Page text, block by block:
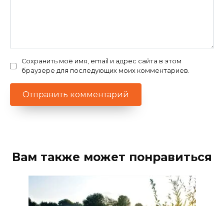
Сохранить моё имя, email и адрес сайта в этом
браузере для последующих моих комментариев.
Вам также может понравиться